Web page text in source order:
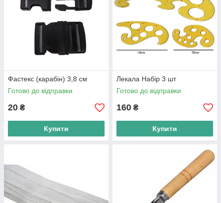
Фастекс (карабін) 3,8 см
Готово до відправки
20 ₴
Купити
Лекала Набір 3 шт
Готово до відправки
160 ₴
Купити